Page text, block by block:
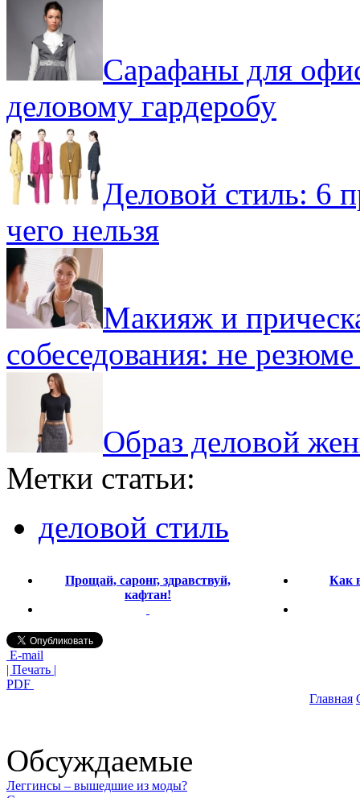
Сарафаны для
деловому гардеробу
Деловой стиль: 6
чего нельзя
Макияж и
собеседования: не
Образ деловой
Метки статьи:
деловой стиль
Прощай, саронг, здравствуй,
кафтан!
Как
E-mail
| Печать |
PDF
Главная
Обсуждаемые
Леггинсы – вышедшие из моды?